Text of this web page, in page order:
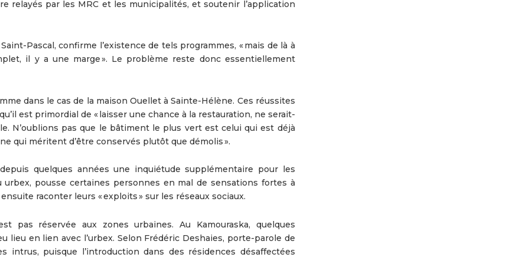
relayés par les MRC et les municipalités, et soutenir l’application
Pascal, confirme l’existence de tels programmes, « mais de là à
il y a une marge ». Le problème reste donc essentiellement
dans le cas de la maison Ouellet à Sainte-Hélène. Ces réussites
est primordial de « laisser une chance à la restauration, ne serait-
N’oublions pas que le bâtiment le plus vert est celui qui est déjà
qui méritent d’être conservés plutôt que démolis ».
quelques années une inquiétude supplémentaire pour les
urbex, pousse certaines personnes en mal de sensations fortes à
raconter leurs « exploits » sur les réseaux sociaux.
pas réservée aux zones urbaines. Au Kamouraska, quelques
en lien avec l’urbex. Selon Frédéric Deshaies, porte-parole de
intrus, puisque l’introduction dans des résidences désaffectées